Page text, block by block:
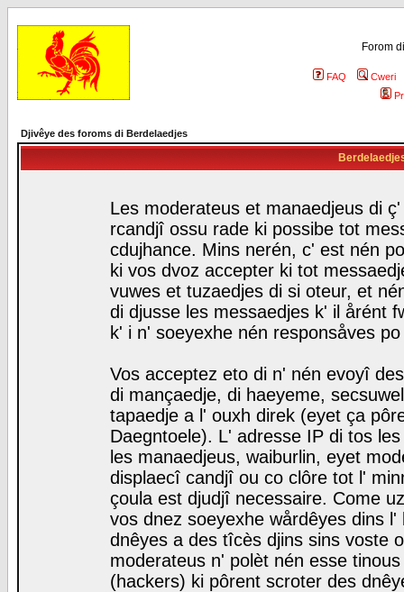
Forom
FAQ
Cweri
Djivêye des foroms di Berdelaedjes
Les moderateus et manaedjeus di
rcandjî ossu rade ki possibe tot
cdujhance. Mins nerén, c' est nén
ki vos dvoz accepter ki tot
vuwes et tuzaedjes di si oteur, et
di djusse les messaedjes k' il årént
k' i n' soeyexhe nén responsåves
Vos acceptez eto di n' nén evoyî
di mançaedje, di haeyeme,
tapaedje a l' ouxh direk (eyet ça
Daegntoele). L' adresse IP di tos
les manaedjeus, waiburlin, eyet
displaecî candjî ou co clôre tot l'
çoula est djudjî necessaire. Come
vos dnez soeyexhe wårdêyes dins
dnêyes a des tîcès djins sins voste
moderateus n' polèt nén esse
(hackers) ki pôrent scroter des